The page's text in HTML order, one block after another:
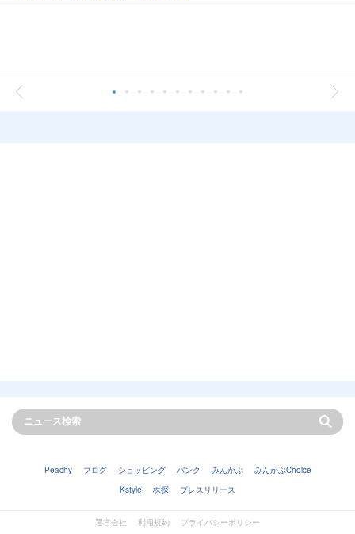
Peachy ブログ ショッピング バンク みんかぶ
みんかぶChoice
Kstyle
株探 プレスリリース
運営会社 利用規約 プライバシーポリシー